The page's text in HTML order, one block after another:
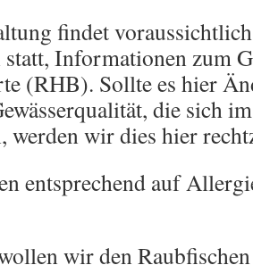
findet
Informationen zum
(RHB). Sollte es hier
die sich
werden wir dies hier
entsprechend auf
wir den